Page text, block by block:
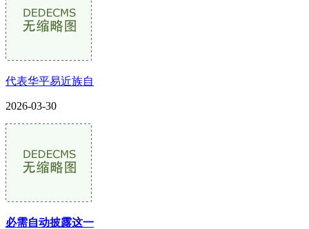
代表华平易近族自
2026-03-30
必需自动披露这一